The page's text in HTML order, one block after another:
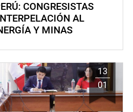
CONGRESISTAS
AL
Y MINAS
13
01